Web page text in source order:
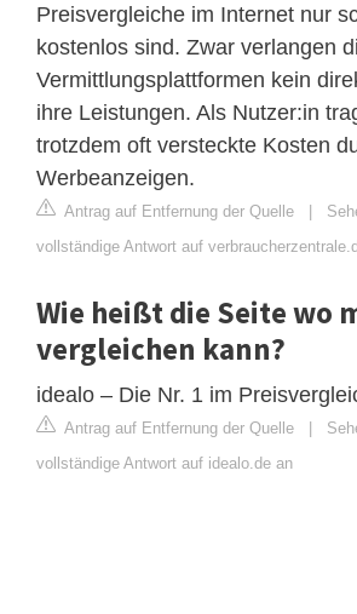
Preisvergleiche im Internet nur
kostenlos sind. Zwar verlangen
Vermittlungsplattformen kein
ihre Leistungen. Als Nutzer:in
trotzdem oft versteckte Kosten
Werbeanzeigen.
Antrag auf Entfernung der Quelle |
vollständige Antwort auf
Wie heißt die Seite wo
vergleichen kann?
idealo – Die Nr. 1 im
Antrag auf Entfernung der Quelle |
vollständige Antwort auf idealo.de an